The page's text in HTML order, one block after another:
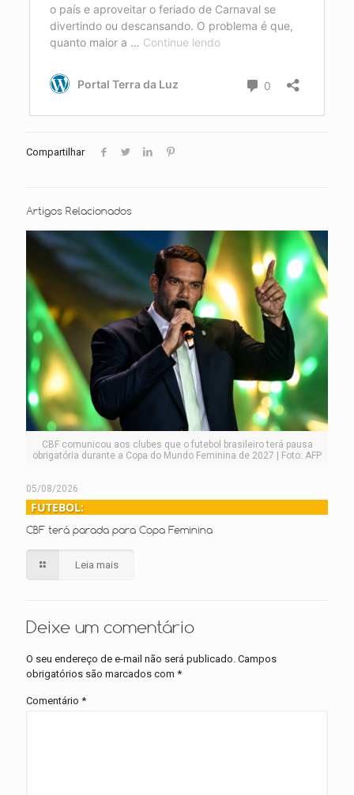
Compartilhar
Artigos Relacionados
CBF comunicou aos clubes que o futebol brasileiro terá pausa
obrigatória durante a Copa do Mundo Feminina de 2027 | Foto: AFP
05/08/2026
FUTEBOL:
CBF terá parada para Copa Feminina
Leia mais
Deixe um comentário
O seu endereço de e-mail não será publicado. Campos
obrigatórios são marcados com *
Comentário *